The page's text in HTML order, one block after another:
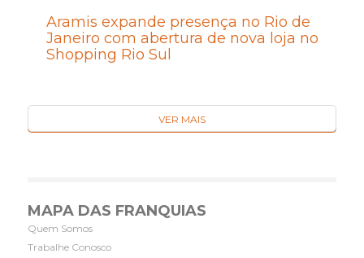
Aramis expande presença no Rio de
Janeiro com abertura de nova loja no
Shopping Rio Sul
VER MAIS
MAPA DAS FRANQUIAS
Quem Somos
Trabalhe Conosco